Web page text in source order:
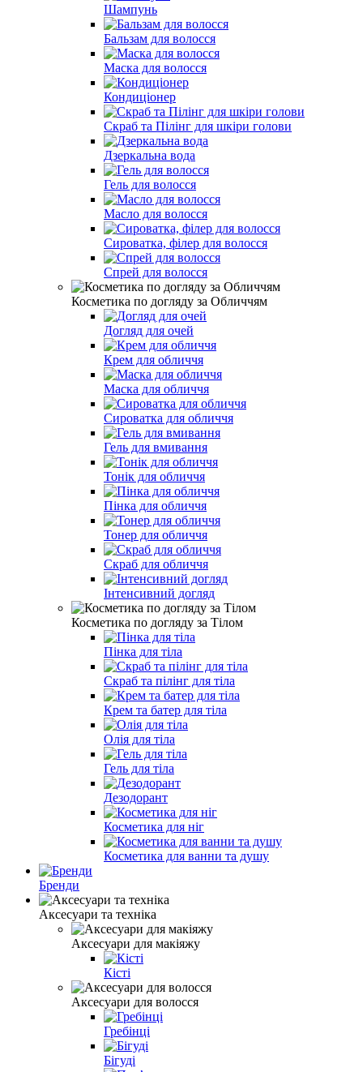
Шампунь
Бальзам для волосся
Маска для волосся
Кондиціонер
Скраб та Пілінг для шкіри голови
Дзеркальна вода
Гель для волосся
Масло для волосся
Сироватка, філер для волосся
Спрей для волосся
Косметика по догляду за Обличчям
Догляд для очей
Крем для обличчя
Маска для обличчя
Сироватка для обличчя
Гель для вмивання
Тонік для обличчя
Пінка для обличчя
Тонер для обличчя
Скраб для обличчя
Інтенсивний догляд
Косметика по догляду за Тілом
Пінка для тіла
Скраб та пілінг для тіла
Крем та батер для тіла
Олія для тіла
Гель для тіла
Дезодорант
Косметика для ніг
Косметика для ванни та душу
Бренди
Аксесуари та техніка
Аксесуари для макіяжу
Кісті
Аксесуари для волосся
Гребінці
Бігуді